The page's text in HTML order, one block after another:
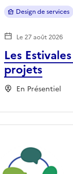
Les
projets
En Présentiel
Design de services
Le 27 août 2026